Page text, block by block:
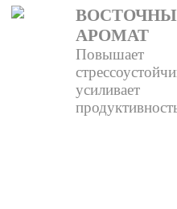
АРОМАТ
Повышает
усиливает